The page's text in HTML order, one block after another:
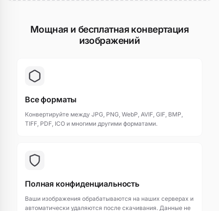
Мощная и бесплатная конвертация
изображений
Все форматы
Конвертируйте между JPG, PNG, WebP, AVIF, GIF, BMP,
TIFF, PDF, ICO и многими другими форматами.
Полная конфиденциальность
Ваши изображения обрабатываются на наших серверах и
автоматически удаляются после скачивания. Данные не